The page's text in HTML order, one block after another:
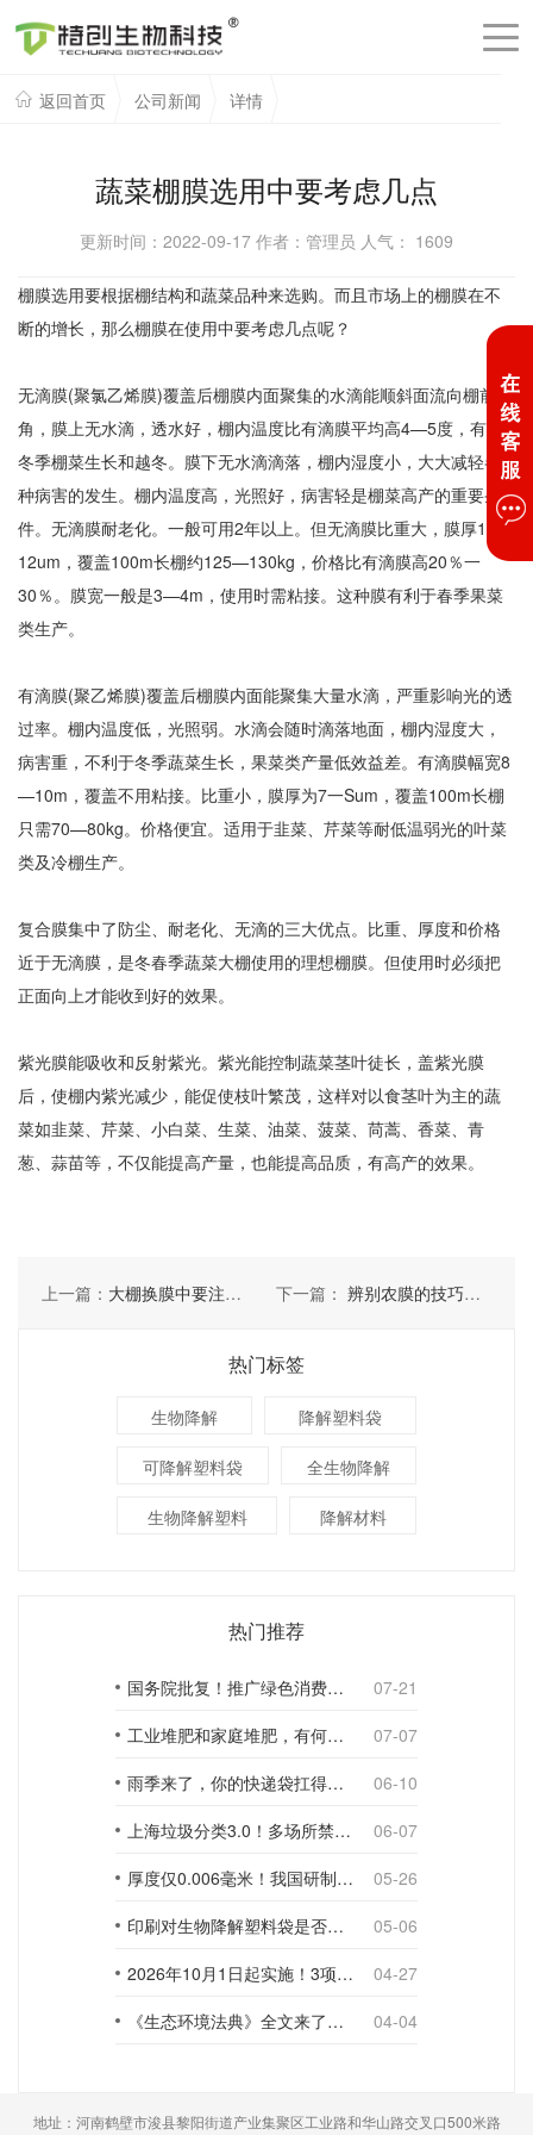
返回首页 公司新闻 详情
蔬菜棚膜选用中要考虑几点
更新时间：2022-09-17 作者：管理员 人气： 1609
棚膜选用要根据棚结构和蔬菜品种来选购。而且市场上的棚膜在不
断的增长，那么棚膜在使用中要考虑几点呢？
无滴膜(聚氯乙烯膜)覆盖后棚膜内面聚集的水滴能顺斜面流向棚前
角，膜上无水滴，透水好，棚内温度比有滴膜平均高4—5度，有利
冬季棚菜生长和越冬。膜下无水滴滴落，棚内湿度小，大大减轻各
种病害的发生。棚内温度高，光照好，病害轻是棚菜高产的重要条
件。无滴膜耐老化。一般可用2年以上。但无滴膜比重大，膜厚10—
12um，覆盖100m长棚约125—130kg，价格比有滴膜高20％一
30％。膜宽一般是3—4m，使用时需粘接。这种膜有利于春季果菜
类生产。
有滴膜(聚乙烯膜)覆盖后棚膜内面能聚集大量水滴，严重影响光的透
过率。棚内温度低，光照弱。水滴会随时滴落地面，棚内湿度大，
病害重，不利于冬季蔬菜生长，果菜类产量低效益差。有滴膜幅宽8
—10m，覆盖不用粘接。比重小，膜厚为7一Sum，覆盖100m长棚
只需70—80kg。价格便宜。适用于韭菜、芹菜等耐低温弱光的叶菜
类及冷棚生产。
复合膜集中了防尘、耐老化、无滴的三大优点。比重、厚度和价格
近于无滴膜，是冬春季蔬菜大棚使用的理想棚膜。但使用时必须把
正面向上才能收到好的效果。
紫光膜能吸收和反射紫光。紫光能控制蔬菜茎叶徒长，盖紫光膜
后，使棚内紫光减少，能促使枝叶繁茂，这样对以食茎叶为主的蔬
菜如韭菜、芹菜、小白菜、生菜、油菜、菠菜、苘蒿、香菜、青
葱、蒜苗等，不仅能提高产量，也能提高品质，有高产的效果。
上一篇： 大棚换膜中要注意几点 下一篇： 辨别农膜的技巧有几点
热门标签
生物降解 降解塑料袋
可降解塑料袋 全生物降解
生物降解塑料 降解材料
热门推荐
国务院批复！推广绿色消费，引导使用环保可降解包装材料
07-21
工业堆肥和家庭堆肥，有何不同？
07-07
雨季来了，你的快递袋扛得住吗？
06-10
上海垃圾分类3.0！多场所禁止使用一次性塑料袋；推动快递包装绿色转型
06-07
厚度仅0.006毫米！我国研制出超薄型全生物降解渗水地膜
05-26
印刷对生物降解塑料袋是否构成影响？
05-06
2026年10月1日起实施！3项生物降解能力检测新国标
04-27
《生态环境法典》全文来了！降解材料、生物基应用与包装环保规范
04-04
地址：河南鹤壁市浚县黎阳街道产业集聚区工业路和华山路交叉口500米路